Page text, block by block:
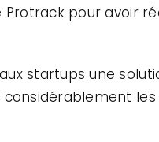
pour avoir
startups une
les